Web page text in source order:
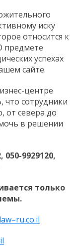
иску
относится к
предмете
успехах
сайте.
центре
сотрудники
от севера до
в решении
9929120,
только
law–ru.co.il
il